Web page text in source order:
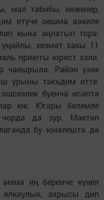
мал табибы, инженер,
итүче оешма вәкиле
кына аңлатып тора:
хезмәт хакы 11
приюты юрист эзли.
чакырыла. Район үзәк
урыны тәкъдим итте.
буенча исәптә
юк. Югары белемле
да зур. Мәктәп
бу юнәлештә дә
әмма иң беренче күңел
ахрысы дип